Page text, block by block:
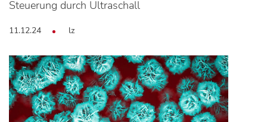
Steuerung durch Ultraschall
11.12.24 lz